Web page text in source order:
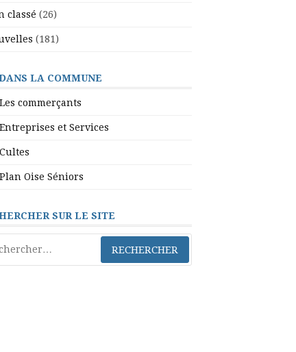
classé (26)
(181)
LA COMMUNE
Les commerçants
Entreprises et Services
Cultes
Plan Oise Séniors
SUR LE SITE